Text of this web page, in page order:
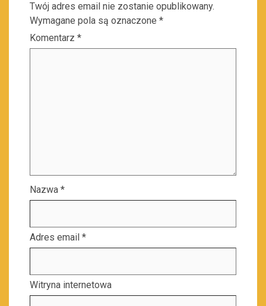
Twój adres email nie zostanie opublikowany.
Wymagane pola są oznaczone *
Komentarz *
Nazwa *
Adres email *
Witryna internetowa